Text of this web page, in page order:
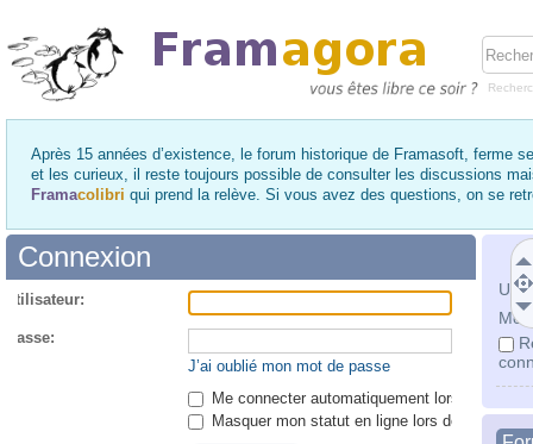
Après 15 années d’existence, le forum historique de Framasoft, ferme
et les curieux, il reste toujours possible de consulter les discussions
Framacolibri qui prend la relève. Si vous avez des questions, on se
Mot
Connexion
passe:
J’ai oublié mon mot de passe
Me connecter automatiquement lors de
Masquer mon statut en ligne lors de cette